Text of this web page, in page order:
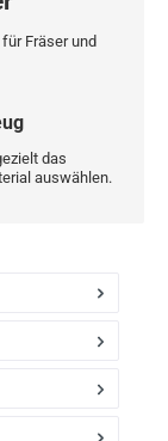
für Fräser und
das
auswählen.